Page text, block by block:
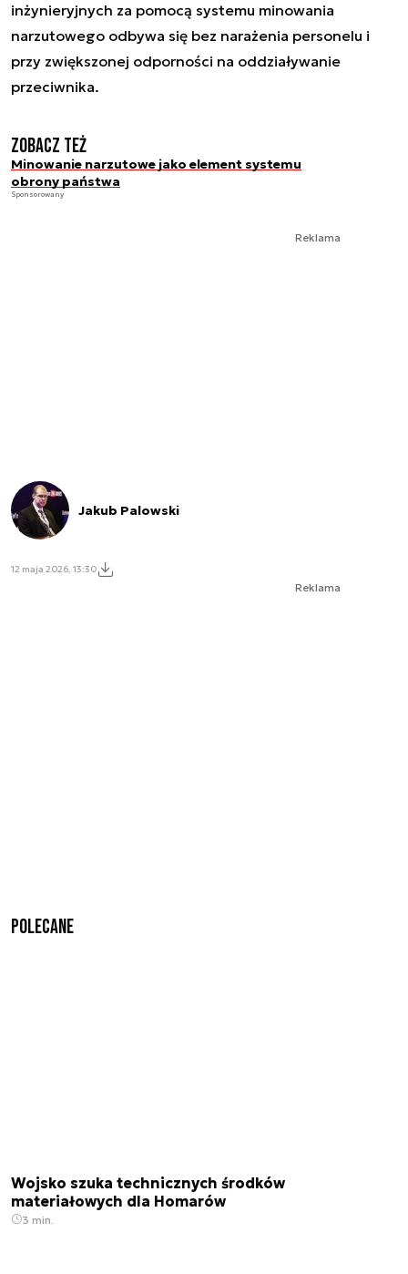
inżynieryjnych za pomocą systemu minowania
narzutowego odbywa się bez narażenia personelu i
przy zwiększonej odporności na oddziaływanie
przeciwnika.
Zobacz też
Minowanie narzutowe jako element systemu
obrony państwa
Sponsorowany
Reklama
Jakub Palowski
12 maja 2026, 13:30
Reklama
Polecane
Wojsko szuka technicznych środków
materiałowych dla Homarów
3 min.